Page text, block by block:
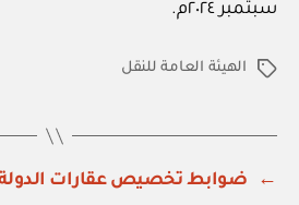
سبتمبر ٢٠٢٤م.
الوسومالهيئة العامة للنقل
←
ضوابط تخصيص عقارات الدولة